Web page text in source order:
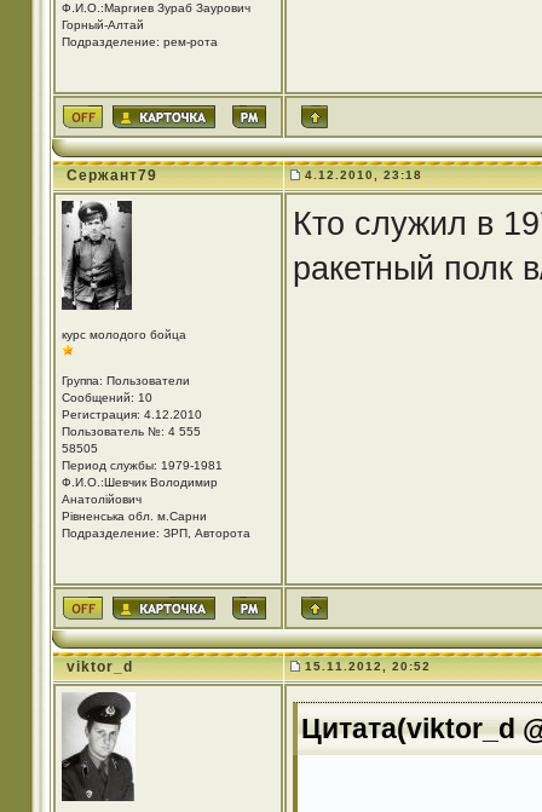
Ф.И.О.:Маргиев Зураб Заурович
Горный-Алтай
Подразделение: рем-рота
Сержант79 4.12.2010, 23:18
курс молодого бойца
Группа: Пользователи
Сообщений: 10
Регистрация: 4.12.2010
Пользователь №: 4 555
58505
Период службы: 1979-1981
Ф.И.О.:Шевчик Володимир
Анатолійович
Рівненська обл. м.Сарни
Подразделение: ЗРП, Авторота
Кто служил в
ракетный полк
viktor_d 15.11.2012, 20:52
Цитата(viktor_d